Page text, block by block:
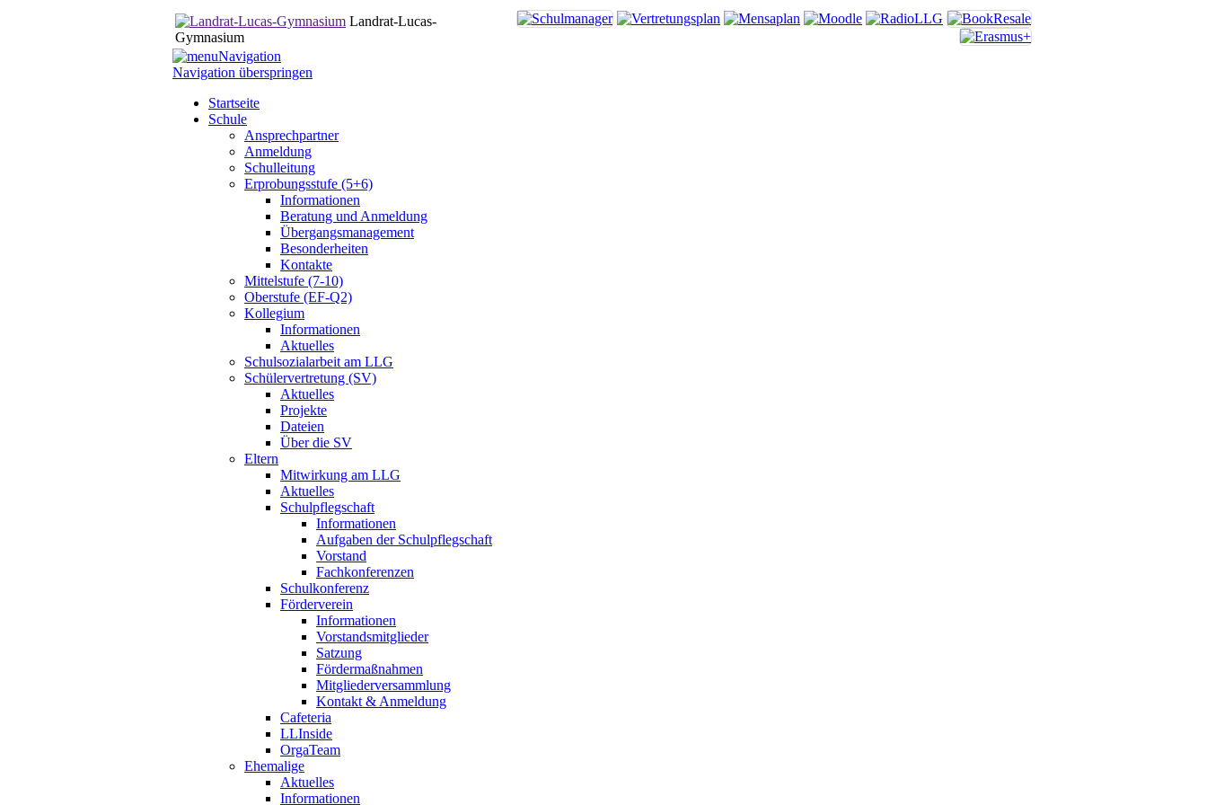
Landrat-Lucas-
Gymnasium
Navigation
Navigation überspringen
Startseite
Schule
Ansprechpartner
Anmeldung
Schulleitung
Erprobungsstufe (5+6)
Informationen
Beratung und Anmeldung
Übergangsmanagement
Besonderheiten
Kontakte
Mittelstufe (7-10)
Oberstufe (EF-Q2)
Kollegium
Informationen
Aktuelles
Schulsozialarbeit am LLG
Schülervertretung (SV)
Aktuelles
Projekte
Dateien
Über die SV
Eltern
Mitwirkung am LLG
Aktuelles
Schulpflegschaft
Informationen
Aufgaben der Schulpflegschaft
Vorstand
Fachkonferenzen
Schulkonferenz
Förderverein
Informationen
Vorstandsmitglieder
Satzung
Fördermaßnahmen
Mitgliederversammlung
Kontakt & Anmeldung
Cafeteria
LLInside
OrgaTeam
Ehemalige
Aktuelles
Informationen